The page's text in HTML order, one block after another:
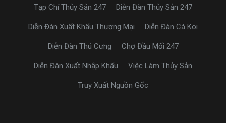
Tạp Chí Thủy Sản 247 Diễn Đàn Thủy Sản 247
Diễn Đàn Xuất Khẩu Thương Mại Diễn Đàn Cá Koi
Diễn Đàn Thú Cưng Chợ Đầu Mối 247
Diễn Đàn Xuất Nhập Khẩu Việc Làm Thủy Sản
Truy Xuất Nguồn Gốc